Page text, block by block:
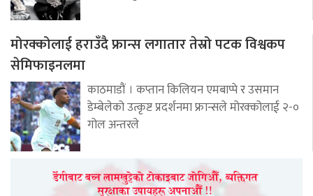
मोरक्कोलाई हराउँदै फ्रान्स लगातार तेस्रो पटक विश्वकप
सेमिफाइनलमा
काठमाडौं । कप्तान किलियन एमबाप्पे र उसमान
डेम्बेलेको उत्कृष्ट प्रदर्शनमा फ्रान्सले मोरक्कोलाई २-०
गोल अन्तरले